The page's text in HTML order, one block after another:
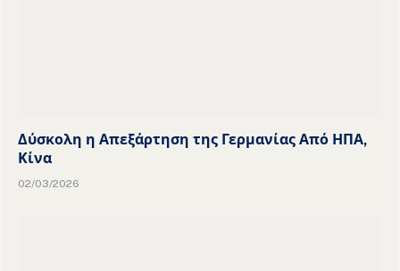
Δύσκολη η Απεξάρτηση της Γερμανίας Από ΗΠΑ,
Κίνα
02/03/2026